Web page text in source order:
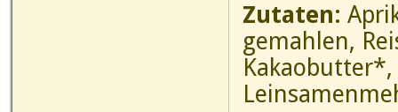
Zutaten:
gemahlen,